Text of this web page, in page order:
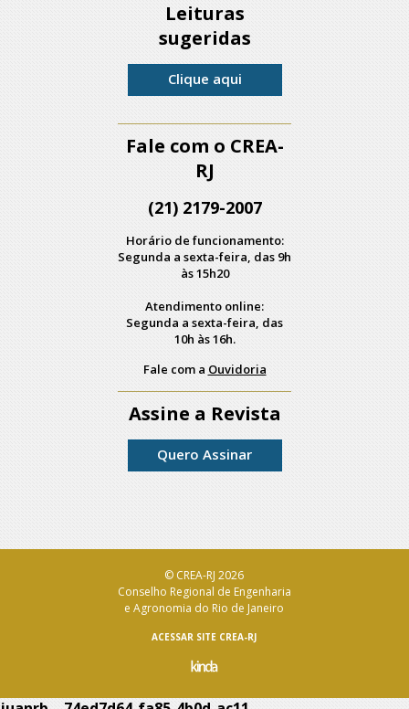
Leituras
sugeridas
Clique aqui
Fale com o CREA-
RJ
(21) 2179-2007
Horário de funcionamento:
Segunda a sexta-feira, das 9h
às 15h20
Atendimento online:
Segunda a sexta-feira, das
10h às 16h.
Fale com a Ouvidoria
Assine a Revista
Quero Assinar
© CREA-RJ 2026
Conselho Regional de Engenharia
e Agronomia do Rio de Janeiro
ACESSAR SITE CREA-RJ